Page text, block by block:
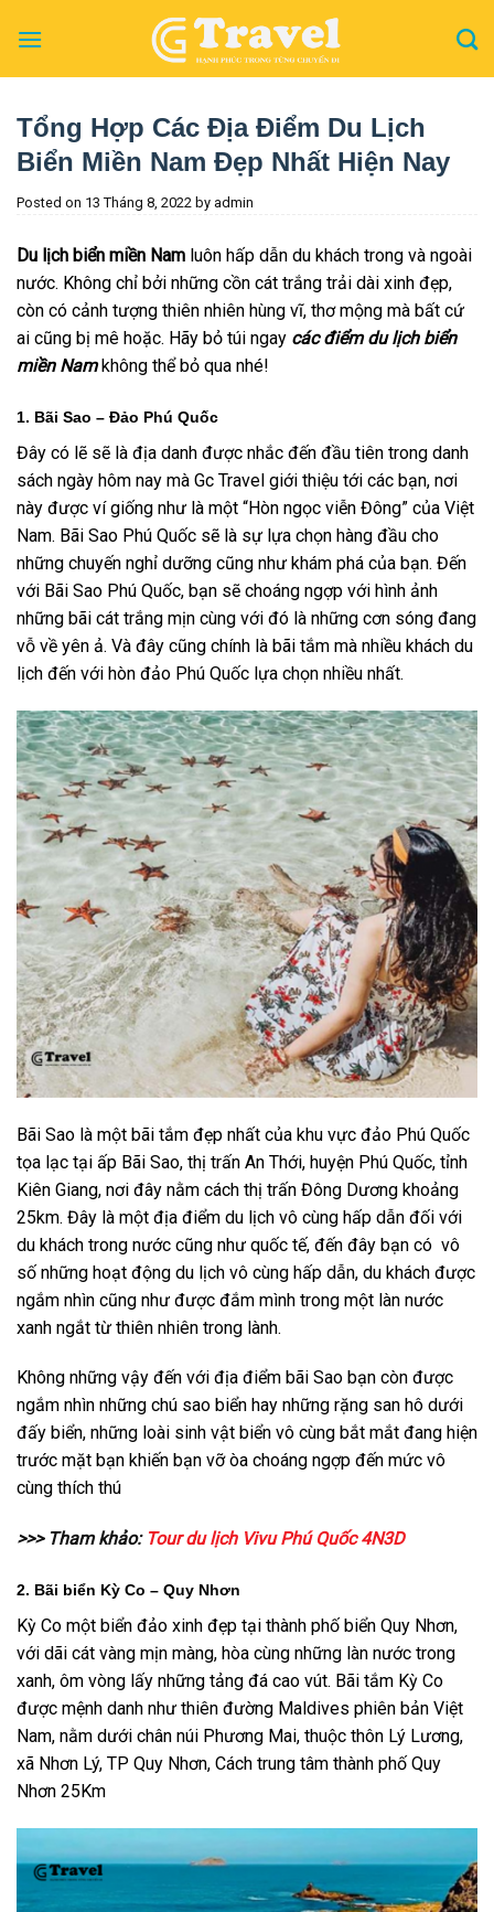
Tổng Hợp Các Địa Điểm Du Lịch
Biển Miền Nam Đẹp Nhất Hiện Nay
Posted on 13 Tháng 8, 2022 by admin
Du lịch biển miền Nam luôn hấp dẫn du khách trong và ngoài
nước. Không chỉ bởi những cồn cát trắng trải dài xinh đẹp,
còn có cảnh tượng thiên nhiên hùng vĩ, thơ mộng mà bất cứ
ai cũng bị mê hoặc. Hãy bỏ túi ngay các điểm du lịch biển
miền Namkhông thể bỏ qua nhé!
1. Bãi Sao – Đảo Phú Quốc
Đây có lẽ sẽ là địa danh được nhắc đến đầu tiên trong danh
sách ngày hôm nay mà Gc Travel giới thiệu tới các bạn, nơi
này được ví giống như là một “Hòn ngọc viễn Đông” của Việt
Nam. Bãi Sao Phú Quốc sẽ là sự lựa chọn hàng đầu cho
những chuyến nghỉ dưỡng cũng như khám phá của bạn. Đến
với Bãi Sao Phú Quốc, bạn sẽ choáng ngợp với hình ảnh
những bãi cát trắng mịn cùng với đó là những cơn sóng đang
vỗ về yên ả. Và đây cũng chính là bãi tắm mà nhiều khách du
lịch đến với hòn đảo Phú Quốc lựa chọn nhiều nhất.
Bãi Sao là một bãi tắm đẹp nhất của khu vực đảo Phú Quốc
tọa lạc tại ấp Bãi Sao, thị trấn An Thới, huyện Phú Quốc, tỉnh
Kiên Giang, nơi đây nằm cách thị trấn Đông Dương khoảng
25km. Đây là một địa điểm du lịch vô cùng hấp dẫn đối với
du khách trong nước cũng như quốc tế, đến đây bạn có vô
số những hoạt động du lịch vô cùng hấp dẫn, du khách được
ngắm nhìn cũng như được đắm mình trong một làn nước
xanh ngắt từ thiên nhiên trong lành.
Không những vậy đến với địa điểm bãi Sao bạn còn được
ngắm nhìn những chú sao biển hay những rặng san hô dưới
đấy biển, những loài sinh vật biển vô cùng bắt mắt đang hiện
trước mặt bạn khiến bạn vỡ òa choáng ngợp đến mức vô
cùng thích thú
>>> Tham khảo: Tour du lịch Vivu Phú Quốc 4N3D
2. Bãi biển Kỳ Co – Quy Nhơn
Kỳ Co một biển đảo xinh đẹp tại thành phố biển Quy Nhơn,
với dãi cát vàng mịn màng, hòa cùng những làn nước trong
xanh, ôm vòng lấy những tảng đá cao vút. Bãi tắm Kỳ Co
được mệnh danh như thiên đường Maldives phiên bản Việt
Nam, nằm dưới chân núi Phương Mai, thuộc thôn Lý Lương,
xã Nhơn Lý, TP Quy Nhơn, Cách trung tâm thành phố Quy
Nhơn 25Km